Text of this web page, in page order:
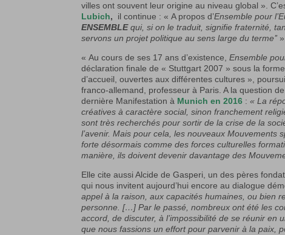
villes ont souvent leur origine au niveau global ».
Lubich, il continue : « A propos d’Ensemble pour
ENSEMBLEqui, si on le traduit, signifie fraternité,
servons un projet politique au sens large du terme’’
« Au cours de ses 17 ans d’existence,Ensemble
déclaration finale de « Stuttgart 2007 » sous la
d’accueil, ouvertes aux différentes cultures »,
franco-allemand, professeur à Paris. A la question
dernière Manifestation à Munich en 2016 :« La
créatives à caractère social, sinon franchement
sont très recherchés pour sortir de la crise de la
l’avenir. Mais pour cela, les nouveaux
forte désormais comme des forces culturelles
manière, ils doivent devenir davantage des
Elle cite aussi Alcide de Gasperi, un des pères
qui nous invitent aujourd’hui encore au dialogue
appel à la raison, aux capacités humaines, ou bien
personne. […] Par le passé, nombreux ont été les
accord, de discuter, à l’impossibilité de se réunir
que nous fassions un effort pour parvenir à la paix,